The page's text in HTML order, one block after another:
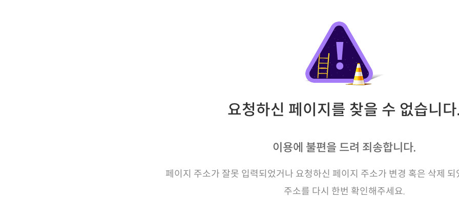
요청하신 페이지를 찾을 수 없습니다.
이용에 불편을 드려 죄송합니다.
페이지 주소가 잘못 입력되었거나 요청하신 페이지 주소가 변경 혹은 삭제 되
주소를 다시 한번 확인해주세요.